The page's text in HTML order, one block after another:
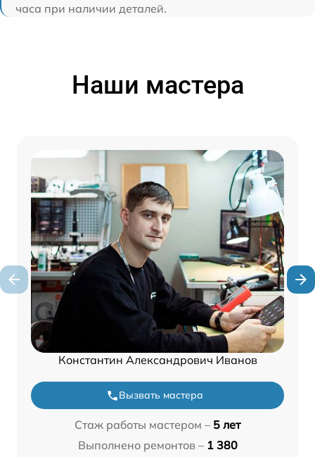
часа при наличии деталей.
Наши мастера
Константин Александрович Иванов
Вызвать мастера
Стаж работы мастером – 5 лет
Выполнено ремонтов – 1 380